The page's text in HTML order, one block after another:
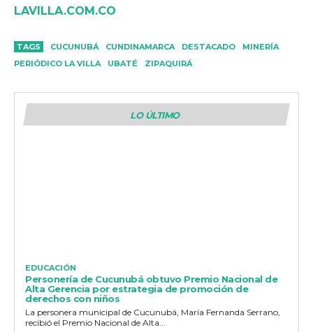
LAVILLA.COM.CO
TAGS CUCUNUBÁ CUNDINAMARCA DESTACADO
MINERÍA
PERIÓDICO LA VILLA
UBATÉ ZIPAQUIRÁ
LO ÚLTIMO
EDUCACIÓN
Personería de Cucunubá obtuvo Premio Nacional de
Alta Gerencia por estrategia de promoción de
derechos con niños
La personera municipal de Cucunubá, María Fernanda Serrano,
recibió el Premio Nacional de Alta...